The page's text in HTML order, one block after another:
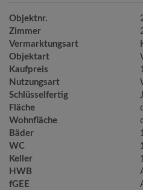
Objektnr.
Zimmer
Vermarktungsart
Objektart
Kaufpreis
Nutzungsart
Schlüsselfertig
Fläche
Wohnfläche
Bäder
WC
Keller
HWB
fGEE